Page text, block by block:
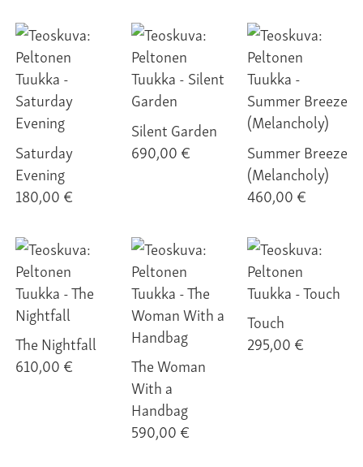
Saturday
Evening
180,00 €
Silent Garden
690,00 €
Summer Breeze
(Melancholy)
460,00 €
The Nightfall
610,00 €
The Woman
With a
Handbag
590,00 €
Touch
295,00 €